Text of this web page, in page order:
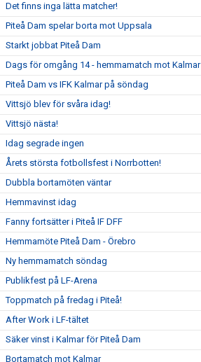
Det finns inga lätta matcher!
Piteå Dam spelar borta mot Uppsala
Starkt jobbat Piteå Dam
Dags för omgång 14 - hemmamatch mot Kalmar
Piteå Dam vs IFK Kalmar på söndag
Vittsjö blev för svåra idag!
Vittsjö nästa!
Idag segrade ingen
Årets största fotbollsfest i Norrbotten!
Dubbla bortamöten väntar
Hemmavinst idag
Fanny fortsätter i Piteå IF DFF
Hemmamöte Piteå Dam - Örebro
Ny hemmamatch söndag
Publikfest på LF-Arena
Toppmatch på fredag i Piteå!
After Work i LF-tältet
Säker vinst i Kalmar för Piteå Dam
Bortamatch mot Kalmar